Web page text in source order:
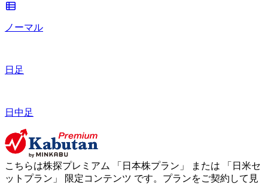
ノーマル
日足
日中足
こちらは株探プレミアム 「 日本株プラン 」 または 「 日米セ
ットプラン 」 限定コンテンツ です。プランをご契約して見